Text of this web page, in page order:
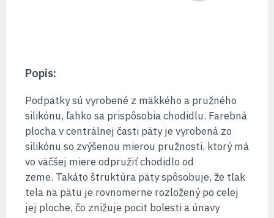
Popis:
Podpätky sú vyrobené z mäkkého a pružného
silikónu, ľahko sa prispôsobia chodidlu. Farebná
plocha v centrálnej časti päty je vyrobená zo
silikónu so zvýšenou mierou pružnosti, ktorý má
vo väčšej miere odpružiť chodidlo od
zeme. Takáto štruktúra päty spôsobuje, že tlak
tela na pätu je rovnomerne rozložený po celej
jej ploche, čo znižuje pocit bolesti a únavy